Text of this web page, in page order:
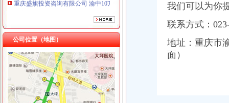
重庆凯誉网络通信技术工程有限公司渝中分公司 （工商注册）
上海兆妩贸易有限公司重庆时代广场分公司 渝中 （工商注册）
杭州思锐贸易有限公司重庆分公司 渝中 （工商注册）
重庆百谷农业开发有限公司 渝中650万 （注册）
公司位置（地图）
工商动态
我们可以为你
联系方式：
地址：重庆市
面）